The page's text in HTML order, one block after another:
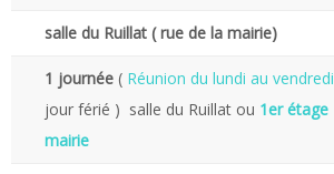
salle du Ruillat ( rue de la mairie)
1 journée ( Réunion du lundi au vendredi
jour férié ) salle du Ruillat ou 1er étage
mairie